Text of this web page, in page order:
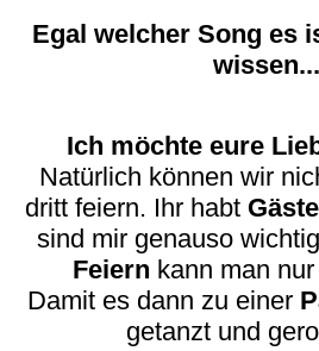
Egal welcher Song es
wissen...
Ich möchte eure
Natürlich können wir
dritt feiern. Ihr habt Gäste
sind mir genauso
Feiern kann man
Damit es dann zu einer
getanzt und